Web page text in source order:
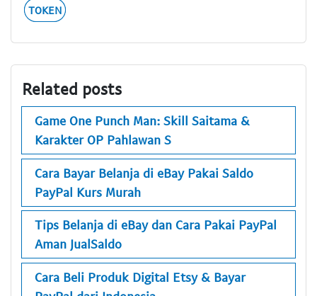
TOKEN
Related posts
Game One Punch Man: Skill Saitama &
Karakter OP Pahlawan S
Cara Bayar Belanja di eBay Pakai Saldo
PayPal Kurs Murah
Tips Belanja di eBay dan Cara Pakai PayPal
Aman JualSaldo
Cara Beli Produk Digital Etsy & Bayar